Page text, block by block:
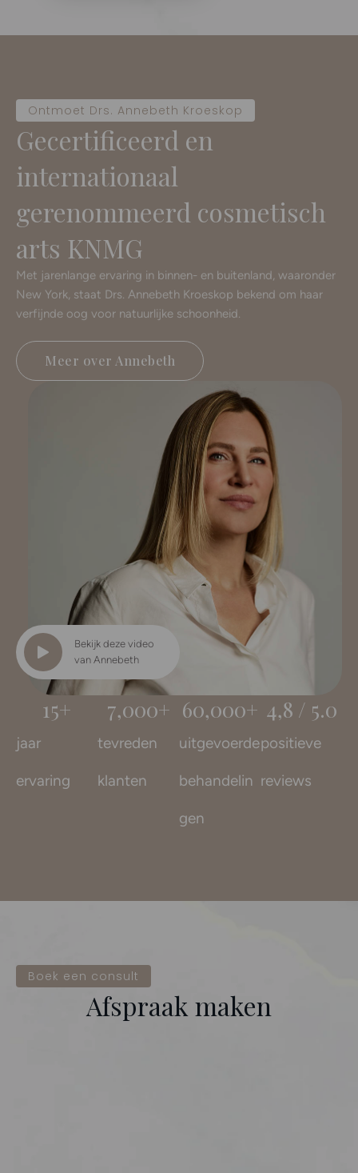
Ontmoet Drs. Annebeth Kroeskop
Gecertificeerd en
internationaal
gerenommeerd cosmetisch
arts KNMG
Met jarenlange ervaring in binnen- en buitenland, waaronder
New York, staat Drs. Annebeth Kroeskop bekend om haar
Bekijk deze video
jaar
ervaring
15 + 7,000+
uitgevoerde
gen
60,000+
positieve
4,8 / 5.0
Boek een consult
Afspraak maken